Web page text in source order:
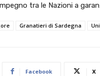
tra le Nazioni a
Granatieri di Sardegna
Facebook X